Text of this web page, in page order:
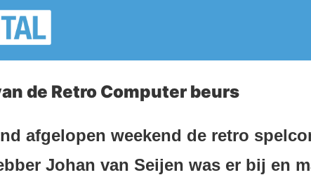
de Retro Computer beurs
afgelopen weekend de retro
Johan van Seijen was er bij en